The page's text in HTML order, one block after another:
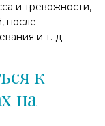
и тревожности,
после
и т. д.
к
на